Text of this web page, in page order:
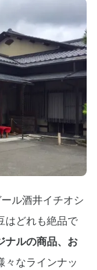
ル酒井イチオシ
はどれも絶品で
ナルの商品、お
々なラインナッ